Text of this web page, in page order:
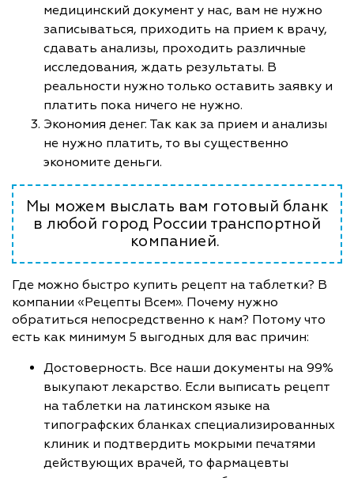
медицинский документ у нас, вам не нужно
записываться, приходить на прием к врачу,
сдавать анализы, проходить различные
исследования, ждать результаты. В
реальности нужно только оставить заявку и
платить пока ничего не нужно.
Экономия денег. Так как за прием и анализы
не нужно платить, то вы существенно
экономите деньги.
Мы можем выслать вам готовый бланк
в любой город России транспортной
компанией.
Где можно быстро купить рецепт на таблетки? В
компании «Рецепты Всем». Почему нужно
обратиться непосредственно к нам? Потому что
есть как минимум 5 выгодных для вас причин:
Достоверность. Все наши документы на 99%
выкупают лекарство. Если выписать рецепт
на таблетки на латинском языке на
типографских бланках специализированных
клиник и подтвердить мокрыми печатями
действующих врачей, то фармацевты